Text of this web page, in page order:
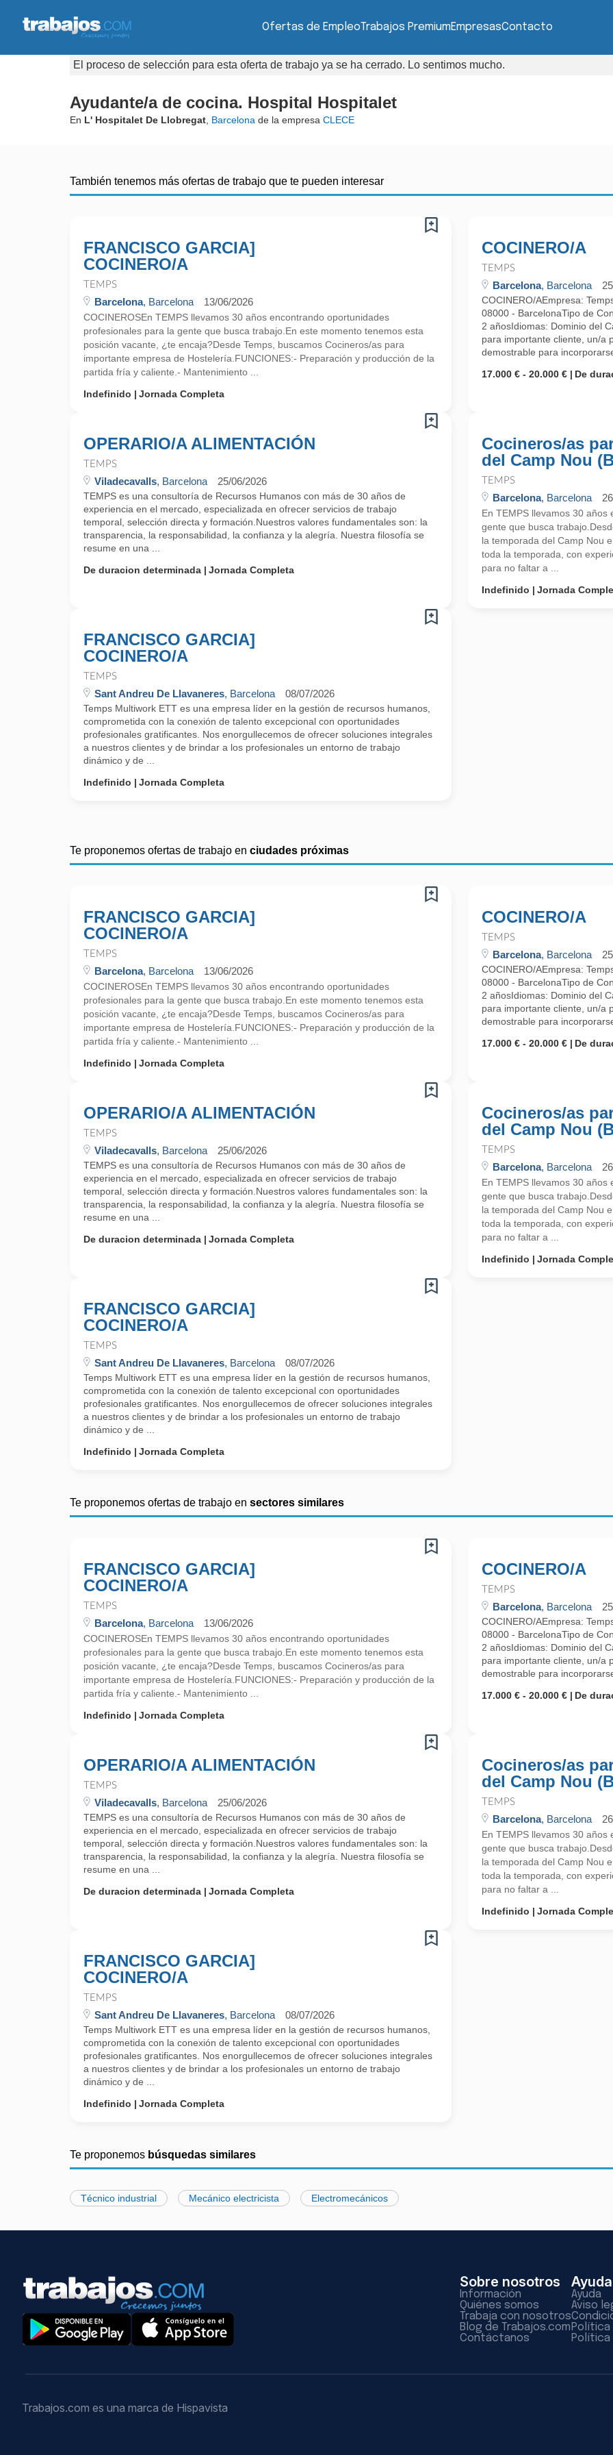
Ofertas de EmpleoTrabajos PremiumEmpresasContacto
El proceso de selección para esta oferta de trabajo ya se ha cerrado. Lo sentimos mucho.
Ayudante/a de cocina. Hospital Hospitalet
En L' Hospitalet De Llobregat Barcelona de la empresa CLECE
También tenemos más ofertas de trabajo que te pueden interesar
FRANCISCO GARCIA]
COCINERO/A
TEMPS
Barcelona, Barcelona 13/06/2026
COCINEROSEn TEMPS llevamos 30 años encontrando oportunidades
profesionales para la gente que busca trabajo.En este momento tenemos esta
posición vacante, ¿te encaja?Desde Temps, buscamos Cocineros/as para
importante empresa de Hostelería.FUNCIONES:- Preparación y producción de la
partida fría y caliente.- Mantenimiento ...
Indefinido
Jornada Completa
COCINERO/A
TEMPS
Barcelona, Barcelona
COCINERO/AEmpresa:
08000 - BarcelonaTipo de
2 añosIdiomas: Dominio del
para importante cliente, un/a
demostrable para
17.000 € - 20.000 €
De
OPERARIO/A ALIMENTACIÓN
TEMPS
Viladecavalls, Barcelona 25/06/2026
TEMPS es una consultoría de Recursos Humanos con más de 30 años de
experiencia en el mercado, especializada en ofrecer servicios de trabajo
temporal, selección directa y formación.Nuestros valores fundamentales son: la
transparencia, la responsabilidad, la confianza y la alegría. Nuestra filosofía se
resume en una ...
De duracion determinada
Jornada Completa
Cocineros/as
del Camp Nou
TEMPS
Barcelona, Barcelona
En TEMPS llevamos 30
gente que busca
la temporada del Camp Nou
toda la temporada, con
para no faltar a ...
Indefinido
Jornada
FRANCISCO GARCIA]
COCINERO/A
TEMPS
Sant Andreu De Llavaneres, Barcelona 08/07/2026
Temps Multiwork ETT es una empresa líder en la gestión de recursos humanos,
comprometida con la conexión de talento excepcional con oportunidades
profesionales gratificantes. Nos enorgullecemos de ofrecer soluciones integrales
a nuestros clientes y de brindar a los profesionales un entorno de trabajo
dinámico y de ...
Indefinido
Jornada Completa
Te proponemos ofertas de trabajo en ciudades próximas
FRANCISCO GARCIA]
COCINERO/A
TEMPS
Barcelona, Barcelona 13/06/2026
COCINEROSEn TEMPS llevamos 30 años encontrando oportunidades
profesionales para la gente que busca trabajo.En este momento tenemos esta
posición vacante, ¿te encaja?Desde Temps, buscamos Cocineros/as para
importante empresa de Hostelería.FUNCIONES:- Preparación y producción de la
partida fría y caliente.- Mantenimiento ...
Indefinido
Jornada Completa
COCINERO/A
TEMPS
Barcelona, Barcelona
COCINERO/AEmpresa:
08000 - BarcelonaTipo de
2 añosIdiomas: Dominio del
para importante cliente, un/a
demostrable para
17.000 € - 20.000 €
De
OPERARIO/A ALIMENTACIÓN
TEMPS
Viladecavalls, Barcelona 25/06/2026
TEMPS es una consultoría de Recursos Humanos con más de 30 años de
experiencia en el mercado, especializada en ofrecer servicios de trabajo
temporal, selección directa y formación.Nuestros valores fundamentales son: la
transparencia, la responsabilidad, la confianza y la alegría. Nuestra filosofía se
resume en una ...
De duracion determinada
Jornada Completa
Cocineros/as
del Camp Nou
TEMPS
Barcelona, Barcelona
En TEMPS llevamos 30
gente que busca
la temporada del Camp Nou
toda la temporada, con
para no faltar a ...
Indefinido
Jornada
FRANCISCO GARCIA]
COCINERO/A
TEMPS
Sant Andreu De Llavaneres, Barcelona 08/07/2026
Temps Multiwork ETT es una empresa líder en la gestión de recursos humanos,
comprometida con la conexión de talento excepcional con oportunidades
profesionales gratificantes. Nos enorgullecemos de ofrecer soluciones integrales
a nuestros clientes y de brindar a los profesionales un entorno de trabajo
dinámico y de ...
Indefinido
Jornada Completa
Te proponemos ofertas de trabajo en sectores similares
FRANCISCO GARCIA]
COCINERO/A
TEMPS
Barcelona, Barcelona 13/06/2026
COCINEROSEn TEMPS llevamos 30 años encontrando oportunidades
profesionales para la gente que busca trabajo.En este momento tenemos esta
posición vacante, ¿te encaja?Desde Temps, buscamos Cocineros/as para
importante empresa de Hostelería.FUNCIONES:- Preparación y producción de la
partida fría y caliente.- Mantenimiento ...
Indefinido
Jornada Completa
COCINERO/A
TEMPS
Barcelona, Barcelona
COCINERO/AEmpresa:
08000 - BarcelonaTipo de
2 añosIdiomas: Dominio del
para importante cliente, un/a
demostrable para
17.000 € - 20.000 €
De
OPERARIO/A ALIMENTACIÓN
TEMPS
Viladecavalls, Barcelona 25/06/2026
TEMPS es una consultoría de Recursos Humanos con más de 30 años de
experiencia en el mercado, especializada en ofrecer servicios de trabajo
temporal, selección directa y formación.Nuestros valores fundamentales son: la
transparencia, la responsabilidad, la confianza y la alegría. Nuestra filosofía se
resume en una ...
De duracion determinada
Jornada Completa
Cocineros/as
del Camp Nou
TEMPS
Barcelona, Barcelona
En TEMPS llevamos 30
gente que busca
la temporada del Camp Nou
toda la temporada, con
para no faltar a ...
Indefinido
Jornada
FRANCISCO GARCIA]
COCINERO/A
TEMPS
Sant Andreu De Llavaneres, Barcelona 08/07/2026
Temps Multiwork ETT es una empresa líder en la gestión de recursos humanos,
comprometida con la conexión de talento excepcional con oportunidades
profesionales gratificantes. Nos enorgullecemos de ofrecer soluciones integrales
a nuestros clientes y de brindar a los profesionales un entorno de trabajo
dinámico y de ...
Indefinido
Jornada Completa
Te proponemos búsquedas similares
Técnico industrial Mecánico electricista Electromecánicos
Sobre nosotros
Información
Quiénes somos
Trabaja con nosotros
Blog de Trabajos.com
Contáctanos
Ayuda
Ayuda
Aviso
Trabajos.com es una marca de Hispavista